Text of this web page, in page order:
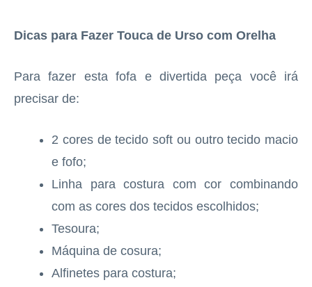
Dicas para Fazer Touca de Urso com Orelha
Para fazer esta fofa e divertida peça você irá
precisar de:
2 cores de tecido soft ou outro tecido macio
e fofo;
Linha para costura com cor combinando
com as cores dos tecidos escolhidos;
Tesoura;
Máquina de cosura;
Alfinetes para costura;